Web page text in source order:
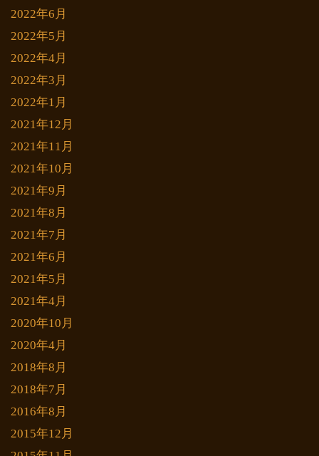
2022年6月
2022年5月
2022年4月
2022年3月
2022年1月
2021年12月
2021年11月
2021年10月
2021年9月
2021年8月
2021年7月
2021年6月
2021年5月
2021年4月
2020年10月
2020年4月
2018年8月
2018年7月
2016年8月
2015年12月